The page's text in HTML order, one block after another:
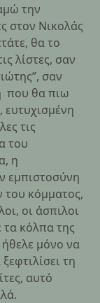
την
στον Νικολάς
θα το
λίστες, σαν
σαν
που θα πιω
ευτυχισμένη
τις
του
η
εμπιστοσύνη
του κόμματος,
οι άσπιλοι
τα κόλπα της
μόνο να
τη
αυτό